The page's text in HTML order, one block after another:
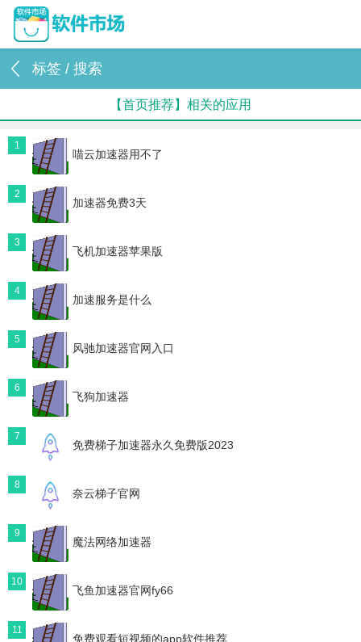
标签 / 搜索
【首页推荐】相关的应用
1
喵云加速器用不了
2
加速器免费3天
3
飞机加速器苹果版
4
加速服务是什么
5
风驰加速器官网入口
6
飞狗加速器
7
免费梯子加速器永久免费版2023
8
奈云梯子官网
9
魔法网络加速器
10
飞鱼加速器官网fy66
11
免费观看短视频的app软件推荐